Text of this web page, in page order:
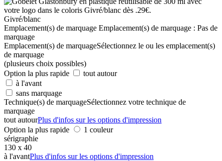
Givré/blanc
Emplacement(s) de marquage Emplacement(s) de marquage : Pas de
marquage
Emplacement(s) de marquageSélectionnez le ou les emplacement(s)
de marquage
(plusieurs choix possibles)
Option la plus rapide
tout autour
à l'avant
sans marquage
Technique(s) de marquageSélectionnez votre technique de
marquage
tout autourPlus d'infos sur les options d'impression
Option la plus rapide
1 couleur
sérigraphie
130 x 40
à l'avantPlus d'infos sur les options d'impression